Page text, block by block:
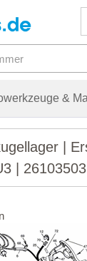
&
|
|